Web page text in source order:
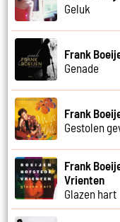
Geluk
Frank
Genade
Frank
Gestolen
Frank
Vrienten
Glazen hart